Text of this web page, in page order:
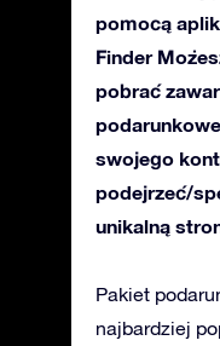
pomocą
Finder
pobrać
swojego
podejrzeć/
unikalną
Pakiet
najbardziej